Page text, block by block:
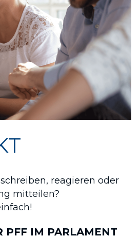
reagieren oder
mitteilen?
PFF IM PARLAMENT